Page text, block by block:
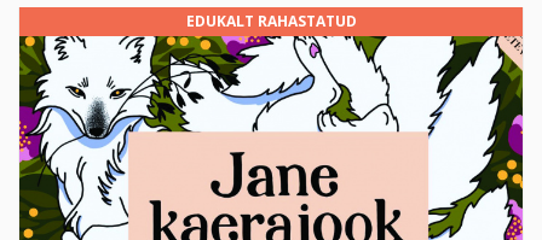
EDUKALT RAHASTATUD